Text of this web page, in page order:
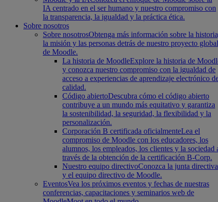
IA centrado en el ser humano y nuestro compromiso con
la transparencia, la igualdad y la práctica ética.
Sobre nosotros
Sobre nosotrosObtenga más información sobre la
la misión y las personas detrás de nuestro proyecto global
de Moodle.
La historia de MoodleExplore la historia de
y conozca nuestro compromiso con la igualdad de
acceso a experiencias de aprendizaje electrónico
calidad.
Código abiertoDescubra cómo el código abierto
contribuye a un mundo más equitativo y garantiza
la sostenibilidad, la seguridad, la flexibilidad y la
personalización.
Corporación B certificada oficialmenteLea el
compromiso de Moodle con los educadores, los
alumnos, los empleados, los clientes y la sociedad
través de la obtención de la certificación B-Corp.
Nuestro equipo directivoConozca la junta directiva
y el equipo directivo de Moodle.
EventosVea los próximos eventos y fechas de nuestras
conferencias, capacitaciones y seminarios web de